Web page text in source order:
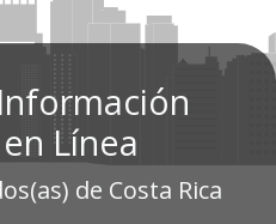
Línea
de Costa Rica